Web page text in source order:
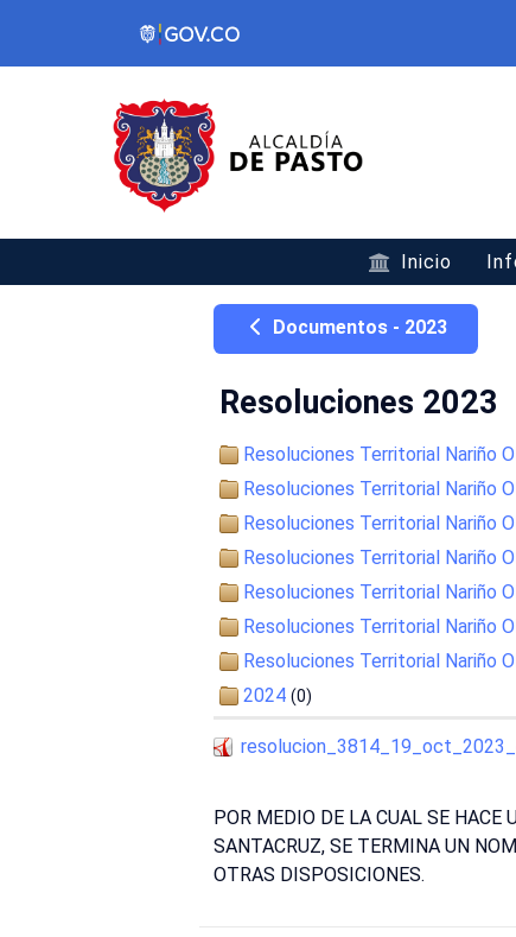
Inicio
Documentos - 2023
Resoluciones 2023
Resoluciones Territorial Nariño
Resoluciones Territorial Nariño
Resoluciones Territorial Nariño
Resoluciones Territorial Nariño
Resoluciones Territorial Nariño
Resoluciones Territorial Nariño
Resoluciones Territorial Nariño
2024 (0)
POR MEDIO DE LA CUAL SE
SANTACRUZ, SE TERMINA UN
OTRAS DISPOSICIONES.